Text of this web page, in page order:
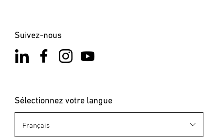
Suivez-nous
Sélectionnez votre langue